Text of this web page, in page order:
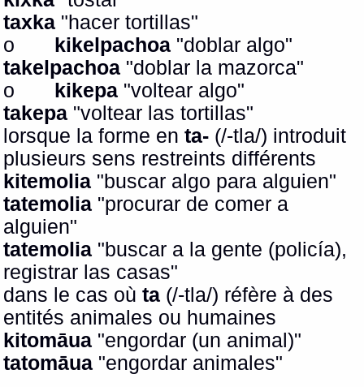
taxka "hacer tortillas"
o kikelpachoa "doblar algo"
takelpachoa "doblar la mazorca"
o kikepa "voltear algo"
takepa "voltear las tortillas"
lorsque la forme enta- (/-tla/) introduit
plusieurs sens restreints différents
kitemolia "buscar algo para alguien"
tatemolia "procurar de comer a
alguien"
tatemolia "buscar a la gente (policía),
registrar las casas"
dans le cas oùta (/-tla/) réfère à des
entités animales ou humaines
kitomāua "engordar (un animal)"
tatomāua "engordar animales"